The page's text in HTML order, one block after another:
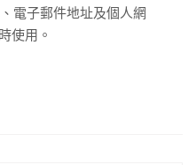
電子郵件地址及個人網
使用。